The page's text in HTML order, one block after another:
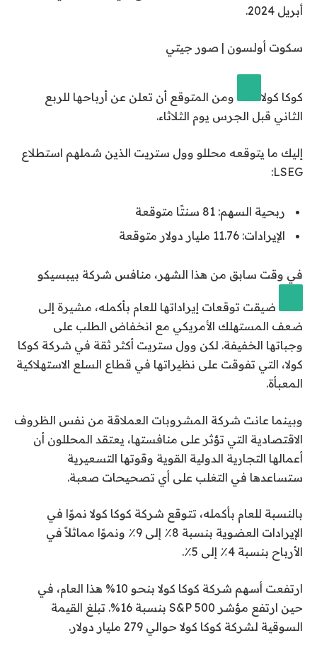
أبريل 2024.
سكوت أولسون | صور جيتي
كوكا كولا
ومن المتوقع أن تعلن عن أرباحها للربع
الثاني قبل الجرس يوم الثلاثاء.
إليك ما يتوقعه محللو وول ستريت الذين شملهم استطلاع
LSEG:
ربحية السهم: 81 سنتًا متوقعة
الإيرادات: 11.76 مليار دولار متوقعة
في وقت سابق من هذا الشهر، منافس شركة بيبسيكو
ضيقت توقعات إيراداتها للعام بأكمله، مشيرة إلى
ضعف المستهلك الأمريكي مع انخفاض الطلب على
وجباتها الخفيفة. لكن وول ستريت أكثر ثقة في شركة كوكا
كولا، التي تفوقت على نظيراتها في قطاع السلع الاستهلاكية
المعبأة.
وبينما عانت شركة المشروبات العملاقة من نفس الظروف
الاقتصادية التي تؤثر على منافستها، يعتقد المحللون أن
أعمالها التجارية الدولية القوية وقوتها التسعيرية
ستساعدها في التغلب على أي تصحيحات صعبة.
بالنسبة للعام بأكمله، تتوقع شركة كوكا كولا نموًا في
الإيرادات العضوية بنسبة 8٪ إلى 9٪ ونموًا مماثلاً في
الأرباح بنسبة 4٪ إلى 5٪.
ارتفعت أسهم شركة كوكا كولا بنحو 10% هذا العام، في
حين ارتفع مؤشر S&P 500 بنسبة 16%. تبلغ القيمة
السوقية لشركة كوكا كولا حوالي 279 مليار دولار.